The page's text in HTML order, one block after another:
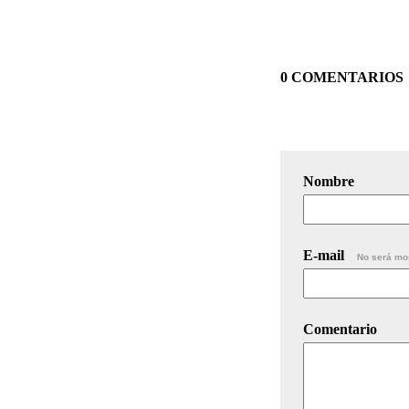
0 COMENTARIOS
Nombre
E-mail No será
Comentario